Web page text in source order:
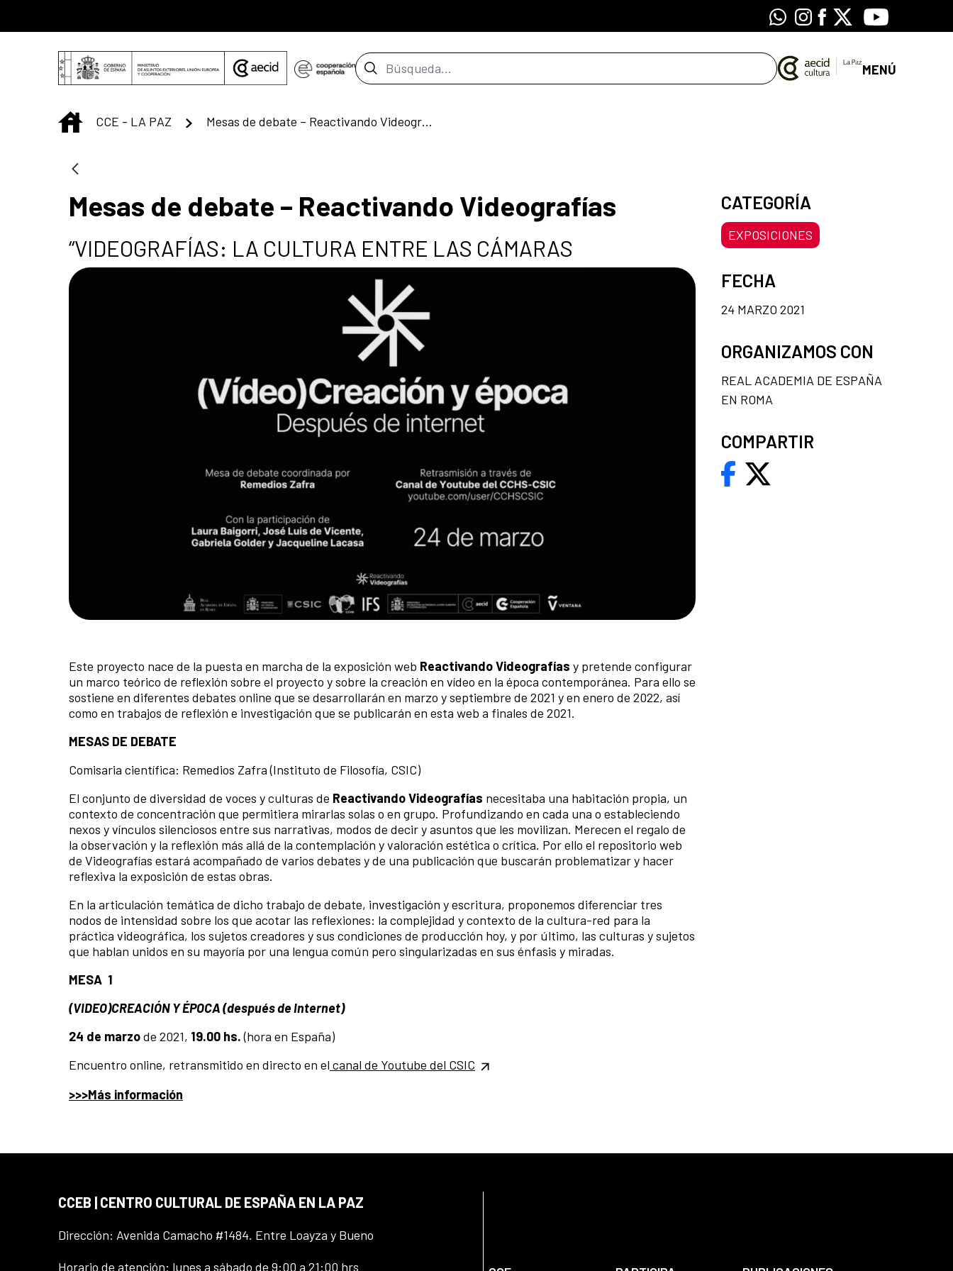
WhatsappInstagram
Facebook
X Youtube
Barra de búsqueda MENÚ
INICIO
CCE - LA PAZ Mesas de debate – Reactivando Videografías
Mesas de debate – Reactivando Videografías
“VIDEOGRAFÍAS: LA CULTURA ENTRE LAS CÁMARAS
Este proyecto nace de la puesta en marcha de la exposición web Reactivando Videografías y pretende configurar
un marco teórico de reflexión sobre el proyecto y sobre la creación en vídeo en la época contemporánea. Para ello se
sostiene en diferentes debates online que se desarrollarán en marzo y septiembre de 2021 y en enero de 2022, así
como en trabajos de reflexión e investigación que se publicarán en esta web a finales de 2021.
MESAS DE DEBATE
Comisaria científica: Remedios Zafra (Instituto de Filosofía, CSIC)
El conjunto de diversidad de voces y culturas de Reactivando Videografías necesitaba una habitación propia, un
contexto de concentración que permitiera mirarlas solas o en grupo. Profundizando en cada una o estableciendo
nexos y vínculos silenciosos entre sus narrativas, modos de decir y asuntos que les movilizan. Merecen el regalo de
la observación y la reflexión más allá de la contemplación y valoración estética o crítica. Por ello el repositorio web
de Videografías estará acompañado de varios debates y de una publicación que buscarán problematizar y hacer
reflexiva la exposición de estas obras.
En la articulación temática de dicho trabajo de debate, investigación y escritura, proponemos diferenciar tres
nodos de intensidad sobre los que acotar las reflexiones: la complejidad y contexto de la cultura-red para la
práctica videográfica, los sujetos creadores y sus condiciones de producción hoy, y por último, las culturas y sujetos
que hablan unidos en su mayoría por una lengua común pero singularizadas en sus énfasis y miradas.
MESA 1
(VIDEO)CREACIÓN Y ÉPOCA (después de Internet)
24 de marzode 2021, 19.00 hs.(hora en España)
Encuentro online, retransmitido en directo en el canal de Youtube del CSIC
>>>Más información
CATEGORÍA
EXPOSICIONES
FECHA
24 MARZO 2021
ORGANIZAMOS CON
REAL ACADEMIA DE ESPAÑA
EN ROMA
COMPARTIR
CCEB | CENTRO CULTURAL DE ESPAÑA EN LA PAZ
Dirección: Avenida Camacho #1484. Entre Loayza y Bueno
Horario de atención: lunes a sábado de 9:00 a 21:00 hrs